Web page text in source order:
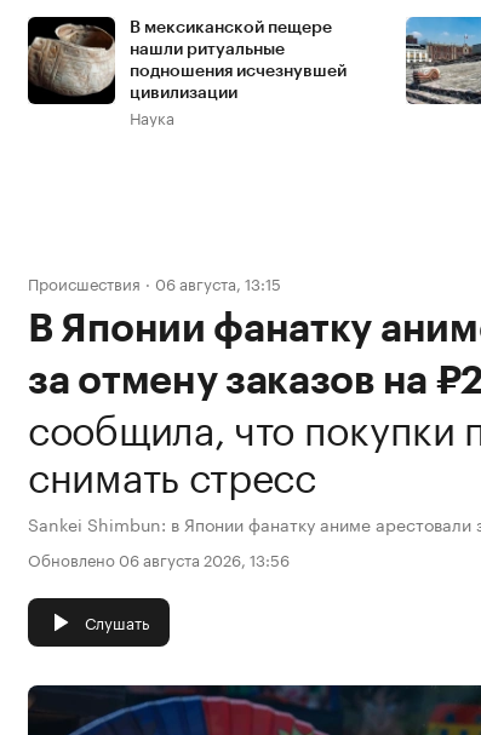
В мексиканской пещере
нашли ритуальные
подношения исчезнувшей
цивилизации
Наука
Происшествия 06 августа, 13:15
В Японии фанатку
за отмену заказов на
сообщила, что покупки
снимать стресс
Sankei Shimbun: в Японии фанатку аниме арестовали
Обновлено 06 августа 2026, 13:56
Слушать